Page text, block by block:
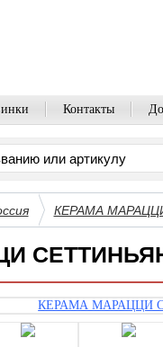
Контакты
КЕРАМА